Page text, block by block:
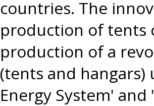
countries. The
production of tents
production of a
(tents and hangars)
Energy System'